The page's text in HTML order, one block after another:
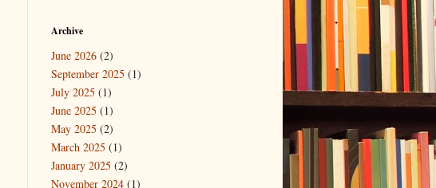
Archive
June 2026 (2)
September 2025 (1)
July 2025 (1)
June 2025 (1)
May 2025 (2)
March 2025 (1)
January 2025 (2)
November 2024 (1)